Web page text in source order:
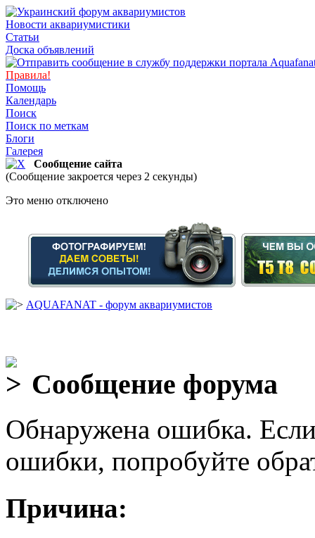
Новости аквариумистики
Статьи
Доска объявлений
Правила!
Помощь
Календарь
Поиск
Поиск по меткам
Блоги
Галерея
Сообщение сайта
(Сообщение закроется через 2 секунды)
Это меню отключено
AQUAFANAT - форум аквариумистов
Сообщение форума
Обнаружена ошибка.
ошибки, попробуйте
Причина: